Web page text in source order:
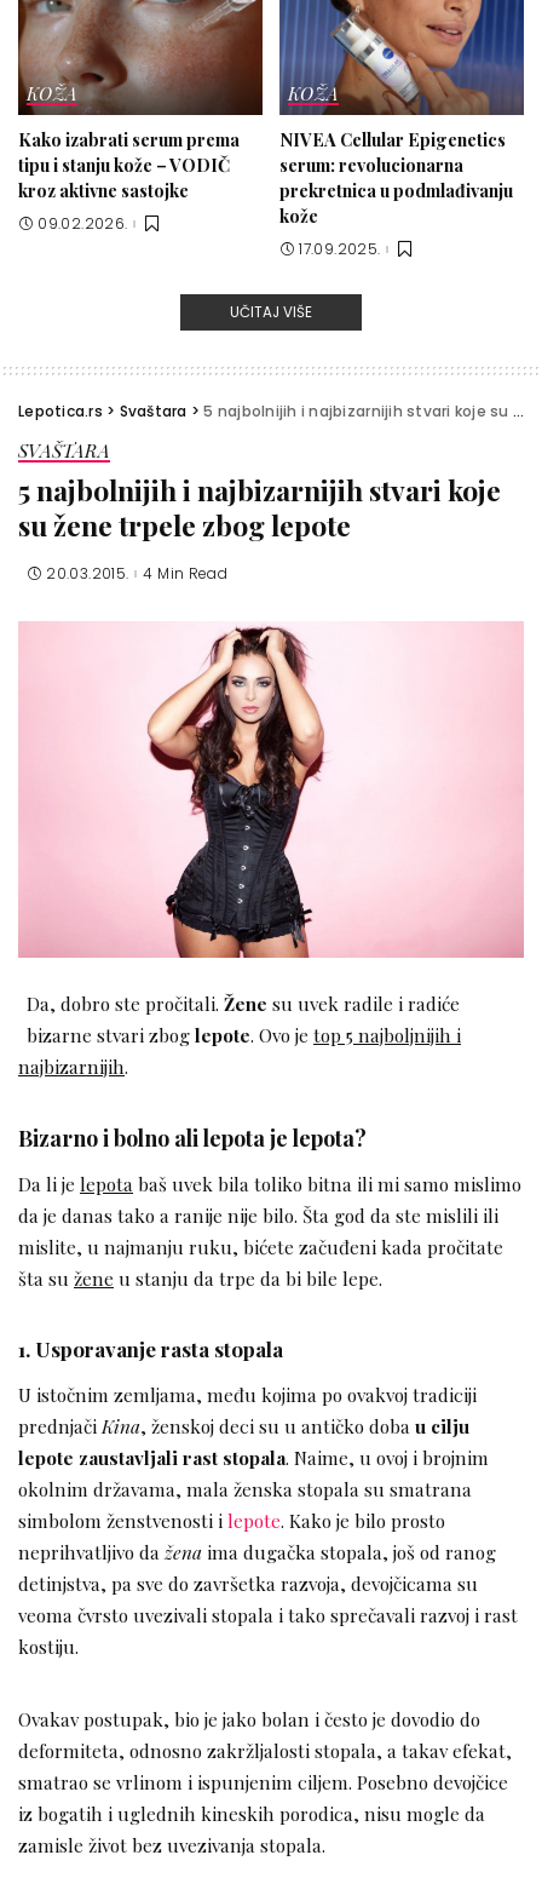
KOŽA
Kako izabrati serum prema
tipu i stanju kože – VODIČ
kroz aktivne sastojke
09.02.2026.
KOŽA
NIVEA Cellular Epigenetics
serum: revolucionarna
prekretnica u podmlađivanju
kože
17.09.2025.
UČITAJ VIŠE
Lepotica.rs > Svaštara >5 najbolnijih i najbizarnijih stvari koje su žene trpele zbog lepote
SVAŠTARA
5 najbolnijih i najbizarnijih stvari koje
su žene trpele zbog lepote
20.03.2015. 4 Min Read
Da, dobro ste pročitali. Žene su uvek radile i radiće
bizarne stvari zboglepote. Ovo je top 5 najboljnijih i
najbizarnijih.
Bizarno i bolno ali lepota je lepota?
Da li je lepota baš uvek bila toliko bitna ili mi samo mislimo
da je danas tako a ranije nije bilo. Šta god da ste mislili ili
mislite, u najmanju ruku, bićete začuđeni kada pročitate
šta su žene u stanju da trpe da bi bile lepe.
1. Usporavanje rasta stopala
U istočnim zemljama, među kojima po ovakvoj tradiciji
prednjači Kina, ženskoj deci su u antičko doba u cilju
lepote zaustavljali rast stopala. Naime, u ovoj i brojnim
okolnim državama, mala ženska stopala su smatrana
simbolom ženstvenosti ilepote. Kako je bilo prosto
neprihvatljivo da žena ima dugačka stopala, još od ranog
detinjstva, pa sve do završetka razvoja, devojčicama su
veoma čvrsto uvezivali stopala i tako sprečavali razvoj i rast
kostiju.
Ovakav postupak, bio je jako bolan i često je dovodio do
deformiteta, odnosno zakržljalosti stopala, a takav efekat,
smatrao se vrlinom i ispunjenim ciljem. Posebno devojčice
iz bogatih i uglednih kineskih porodica, nisu mogle da
zamisle život bez uvezivanja stopala.